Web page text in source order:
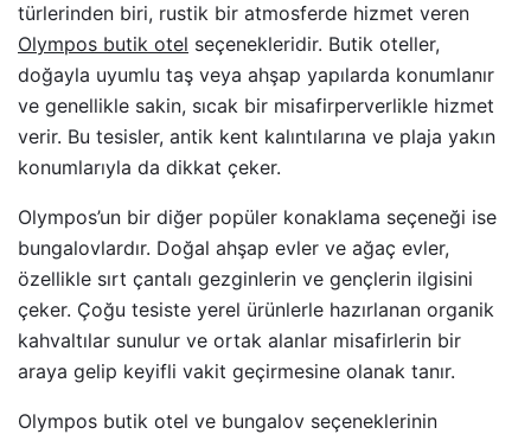
türlerinden biri, rustik bir atmosferde hizmet veren
Olympos butik otel seçenekleridir. Butik oteller,
doğayla uyumlu taş veya ahşap yapılarda konumlanır
ve genellikle sakin, sıcak bir misafirperverlikle hizmet
verir. Bu tesisler, antik kent kalıntılarına ve plaja yakın
konumlarıyla da dikkat çeker.
Olympos’un bir diğer popüler konaklama seçeneği ise
bungalovlardır. Doğal ahşap evler ve ağaç evler,
özellikle sırt çantalı gezginlerin ve gençlerin ilgisini
çeker. Çoğu tesiste yerel ürünlerle hazırlanan organik
kahvaltılar sunulur ve ortak alanlar misafirlerin bir
araya gelip keyifli vakit geçirmesine olanak tanır.
Olympos butik otel ve bungalov seçeneklerinin